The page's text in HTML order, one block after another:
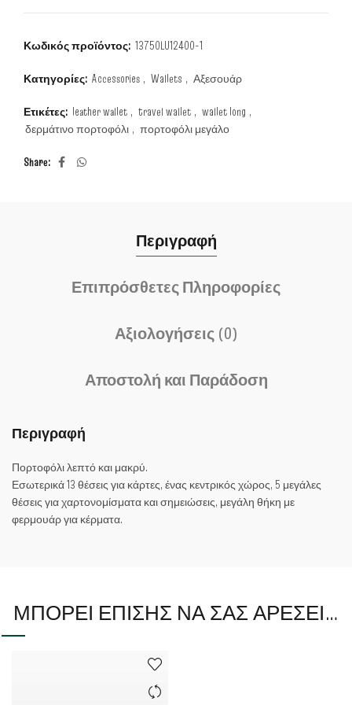
Κωδικός προϊόντος: 13750LU12400-1
Κατηγορίες: Accessories , Wallets , Αξεσουάρ
Ετικέτες: leather wallet , travel wallet , wallet long ,
δερμάτινο πορτοφόλι , πορτοφόλι μεγάλο
Share
Περιγραφή
Επιπρόσθετες Πληροφορίες
Αξιολογήσεις (0)
Αποστολή και Παράδοση
Περιγραφή
Πορτοφόλι λεπτό και μακρύ.
Εσωτερικά 13 θέσεις για κάρτες, ένας κεντρικός χώρος, 5 μεγάλες
θέσεις για χαρτονομίσματα και σημειώσεις, μεγάλη θήκη με
φερμουάρ για κέρματα.
ΜΠΟΡΕΊ ΕΠΊΣΗΣ ΝΑ ΣΑΣ ΑΡΈΣΕΙ…